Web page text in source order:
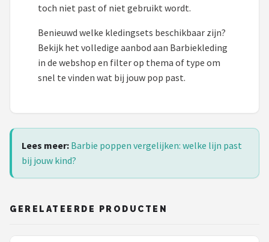
toch niet past of niet gebruikt wordt.
Benieuwd welke kledingsets beschikbaar zijn?
Bekijk het volledige aanbod aan Barbiekleding
in de webshop en filter op thema of type om
snel te vinden wat bij jouw pop past.
Lees meer: Barbie poppen vergelijken: welke lijn past
bij jouw kind?
GERELATEERDE PRODUCTEN